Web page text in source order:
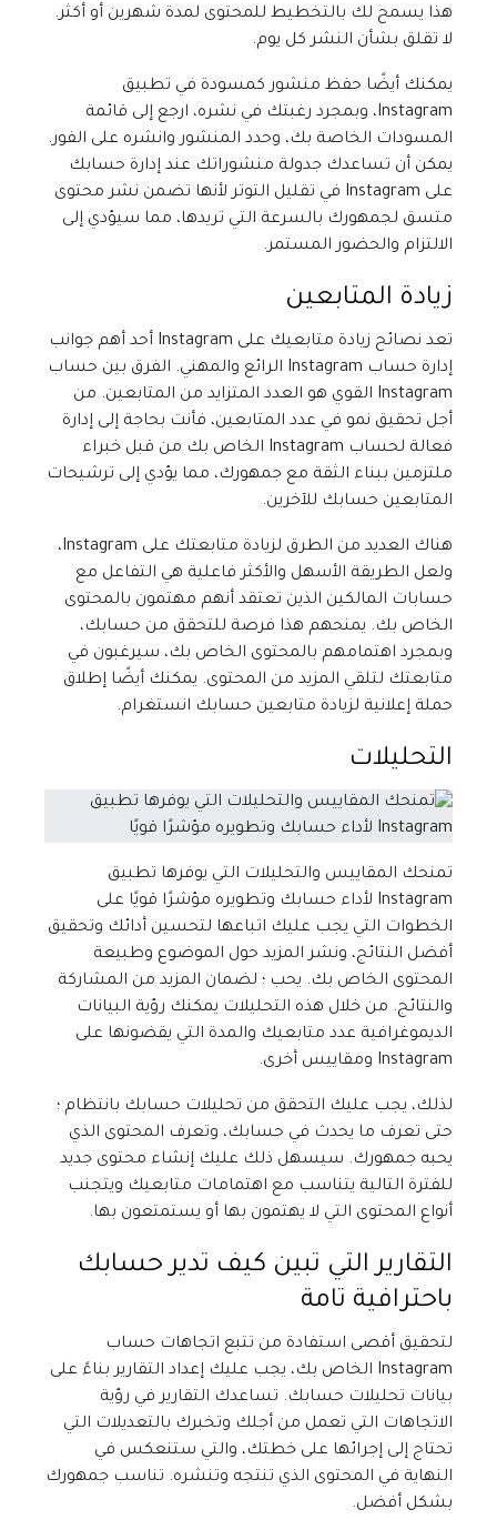
هذا يسمح لك بالتخطيط للمحتوى لمدة شهرين أو أكثر.
لا تقلق بشأن النشر كل يوم.
يمكنك أيضًا حفظ منشور كمسودة في تطبيق
Instagram، وبمجرد رغبتك في نشره، ارجع إلى قائمة
المسودات الخاصة بك، وحدد المنشور وانشره على الفور.
يمكن أن تساعدك جدولة منشوراتك عند إدارة حسابك
على Instagram في تقليل التوتر لأنها تضمن نشر محتوى
متسق لجمهورك بالسرعة التي تريدها، مما سيؤدي إلى
الالتزام والحضور المستمر.
زيادة المتابعين
تعد نصائح زيادة متابعيك على Instagram أحد أهم جوانب
إدارة حساب Instagram الرائع والمهني. الفرق بين حساب
Instagram القوي هو العدد المتزايد من المتابعين. من
أجل تحقيق نمو في عدد المتابعين، فأنت بحاجة إلى إدارة
فعالة لحساب Instagram الخاص بك من قبل خبراء
ملتزمين ببناء الثقة مع جمهورك، مما يؤدي إلى ترشيحات
المتابعين حسابك للآخرين.
هناك العديد من الطرق لزيادة متابعتك على Instagram،
ولعل الطريقة الأسهل والأكثر فاعلية هي التفاعل مع
حسابات المالكين الذين تعتقد أنهم مهتمون بالمحتوى
الخاص بك. يمنحهم هذا فرصة للتحقق من حسابك،
وبمجرد اهتمامهم بالمحتوى الخاص بك، سيرغبون في
متابعتك لتلقي المزيد من المحتوى. يمكنك أيضًا إطلاق
حملة إعلانية لزيادة متابعين حسابك انستغرام.
التحليلات
تمنحك المقاييس والتحليلات التي يوفرها تطبيق
Instagram لأداء حسابك وتطويره مؤشرًا قويًا على
الخطوات التي يجب عليك اتباعها لتحسين أدائك وتحقيق
أفضل النتائج، ونشر المزيد حول الموضوع وطبيعة
المحتوى الخاص بك. يحب ؛ لضمان المزيد من المشاركة
والنتائج. من خلال هذه التحليلات يمكنك رؤية البيانات
الديموغرافية عدد متابعيك والمدة التي يقضونها على
Instagram ومقاييس أخرى.
لذلك، يجب عليك التحقق من تحليلات حسابك بانتظام ؛
حتى تعرف ما يحدث في حسابك، وتعرف المحتوى الذي
يحبه جمهورك. سيسهل ذلك عليك إنشاء محتوى جديد
للفترة التالية يتناسب مع اهتمامات متابعيك ويتجنب
أنواع المحتوى التي لا يهتمون بها أو يستمتعون بها.
التقارير التي تبين كيف تدير حسابك
باحترافية تامة
لتحقيق أقصى استفادة من تتبع اتجاهات حساب
Instagram الخاص بك، يجب عليك إعداد التقارير بناءً على
بيانات تحليلات حسابك. تساعدك التقارير في رؤية
الاتجاهات التي تعمل من أجلك وتخبرك بالتعديلات التي
تحتاج إلى إجرائها على خطتك، والتي ستنعكس في
النهاية في المحتوى الذي تنتجه وتنشره. تناسب جمهورك
بشكل أفضل.